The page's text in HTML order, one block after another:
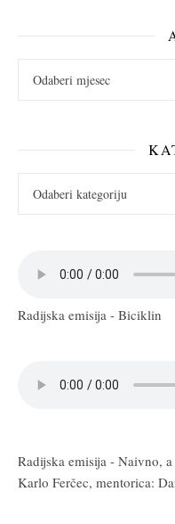
Radijska emisija - Biciklin
Radijska emisija - Naivno,
Karlo Ferčec, mentorica: